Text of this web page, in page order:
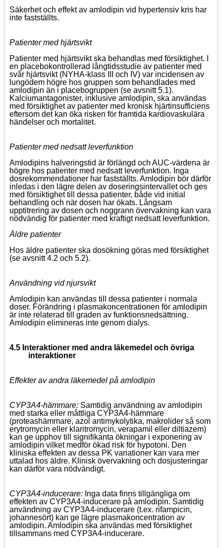
Säkerhet och effekt av amlodipin vid hypertensiv kris har
inte fastställts.
Patienter med hjärtsvikt
Patienter med hjärtsvikt ska behandlas med försiktighet. I
en placebokontrollerad långtidsstudie av patienter med
svår hjärtsvikt (NYHA-klass III och IV) var incidensen av
lungödem högre hos gruppen som behandlades med
amlodipin än i placebogruppen (se avsnitt 5.1).
Kalciumantagonister, inklusive amlodipin, ska användas
med försiktighet av patienter med kronisk hjärtinsufficiens
eftersom det kan öka risken för framtida kardiovaskulära
händelser och mortalitet.
Patienter med nedsatt leverfunktion
Amlodipins halveringstid är förlängd och AUC-värdena är
högre hos patienter med nedsatt leverfunktion. Inga
dosrekommendationer har fastställts. Amlodipin bör därför
inledas i den lägre delen av doseringsintervallet och ges
med försiktighet till dessa patienter, både vid initial
behandling och när dosen har ökats. Långsam
upptitrering av dosen och noggrann övervakning kan vara
nödvändig för patienter med kraftigt nedsatt leverfunktion.
Äldre patienter
Hos äldre patienter ska dosökning göras med försiktighet
(se avsnitt 4.2 och 5.2).
Användning vid njursvikt
Amlodipin kan användas till dessa patienter i normala
doser. Förändring i plasmakoncentrationen för amlodipin
är inte relaterad till graden av funktionsnedsättning.
Amlodipin elimineras inte genom dialys.
4.5 Interaktioner med andra läkemedel och övriga
interaktioner
Effekter av andra läkemedel på amlodipin
CYP3A4-hämmare: Samtidig användning av amlodipin
med starka eller måttliga CYP3A4-hämmare
(proteashämmare, azol antimykolytika, makrolider så som
erytromycin eller klaritromycin, verapamil eller diltiazem)
kan ge upphov till signifikanta ökningar i exponering av
amlodipin vilket medför ökad risk för hypotoni. Den
kliniska effekten av dessa PK variationer kan vara mer
uttalad hos äldre. Klinisk övervakning och dosjusteringar
kan därför vara nödvändigt.
CYP3A4-inducerare: Inga data finns tillgängliga om
effekten av CYP3A4-inducerare på amlodipin. Samtidig
användning av CYP3A4-inducerare (t.ex. rifampicin,
johannesört) kan ge lägre plasmakoncentration av
amlodipin. Amlodipin ska användas med försiktighet
tillsammans med CYP3A4-inducerare.